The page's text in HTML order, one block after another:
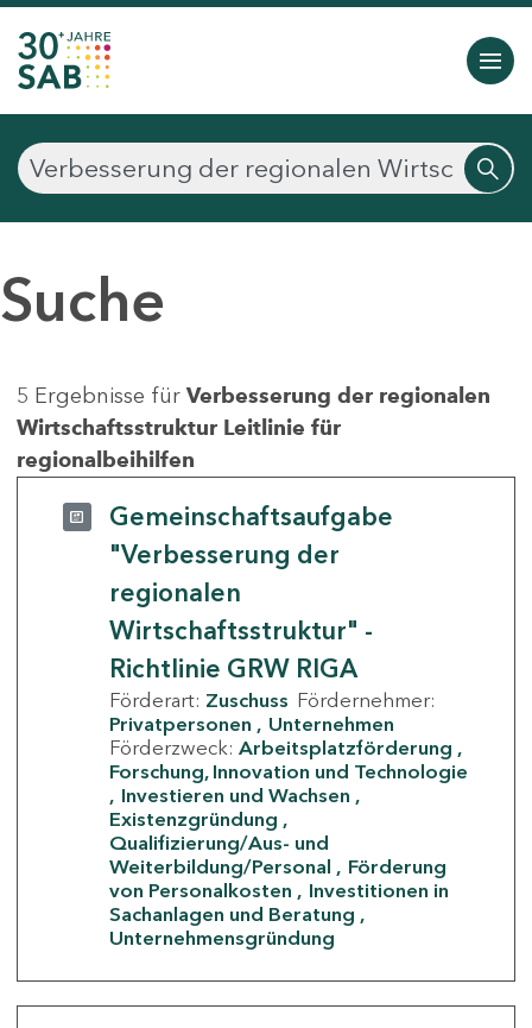
Suche
5 Ergebnisse für Verbesserung der regionalen
Wirtschaftsstruktur Leitlinie für
regionalbeihilfen
Gemeinschaftsaufgabe
"Verbesserung der
regionalen
Wirtschaftsstruktur" -
Richtlinie GRW RIGA
Förderart: Zuschuss Fördernehmer:
Privatpersonen
Unternehmen
Förderzweck: Arbeitsplatzförderung
Forschung, Innovation und Technologie
Investieren und Wachsen
Existenzgründung
Qualifizierung/Aus- und
Weiterbildung/Personal
Förderung
von Personalkosten
Investitionen in
Sachanlagen und Beratung
Unternehmensgründung